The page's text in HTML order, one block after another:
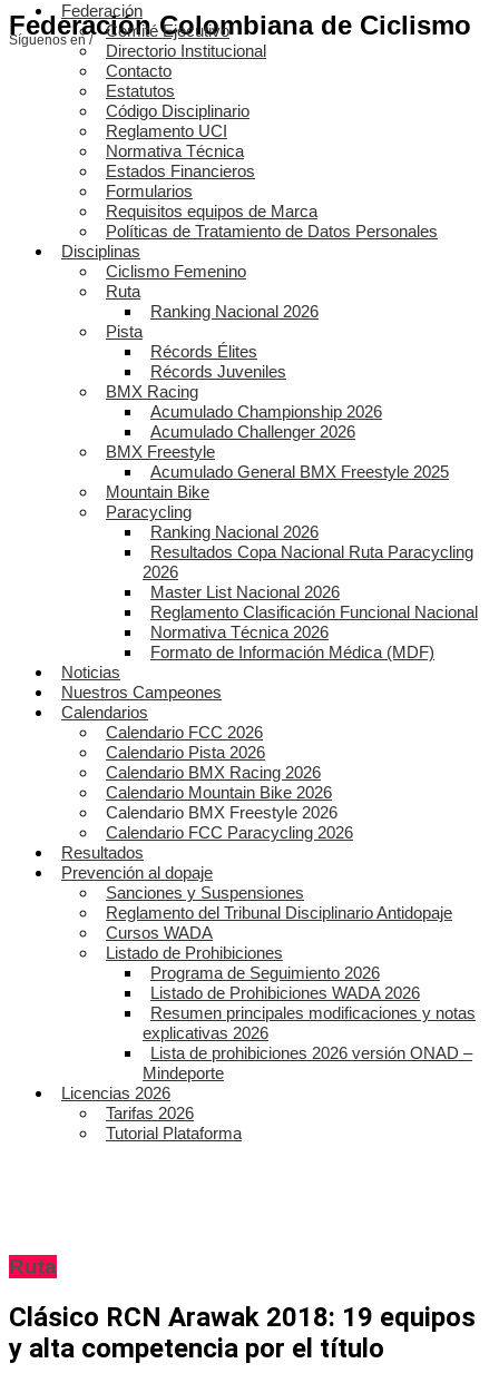
Federación Colombiana de Ciclismo
Síguenos en /
Federación
Comité Ejecutivo
Directorio Institucional
Contacto
Estatutos
Código Disciplinario
Reglamento UCI
Normativa Técnica
Estados Financieros
Formularios
Requisitos equipos de Marca
Políticas de Tratamiento de Datos Personales
Disciplinas
Ciclismo Femenino
Ruta
Ranking Nacional 2026
Pista
Récords Élites
Récords Juveniles
BMX Racing
Acumulado Championship 2026
Acumulado Challenger 2026
BMX Freestyle
Acumulado General BMX Freestyle 2025
Mountain Bike
Paracycling
Ranking Nacional 2026
Resultados Copa Nacional Ruta Paracycling
2026
Master List Nacional 2026
Reglamento Clasificación Funcional Nacional
Normativa Técnica 2026
Formato de Información Médica (MDF)
Noticias
Nuestros Campeones
Calendarios
Calendario FCC 2026
Calendario Pista 2026
Calendario BMX Racing 2026
Calendario Mountain Bike 2026
Calendario BMX Freestyle 2026
Calendario FCC Paracycling 2026
Resultados
Prevención al dopaje
Sanciones y Suspensiones
Reglamento del Tribunal Disciplinario Antidopaje
Cursos WADA
Listado de Prohibiciones
Programa de Seguimiento 2026
Listado de Prohibiciones WADA 2026
Resumen principales modificaciones y notas
explicativas 2026
Lista de prohibiciones 2026 versión ONAD –
Mindeporte
Licencias 2026
Tarifas 2026
Tutorial Plataforma
Ruta
Clásico RCN Arawak 2018: 19 equipos
y alta competencia por el título